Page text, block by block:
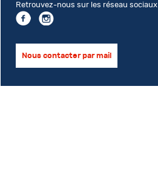
Retrouvez-nous sur les réseau sociaux
Nous contacter par mail